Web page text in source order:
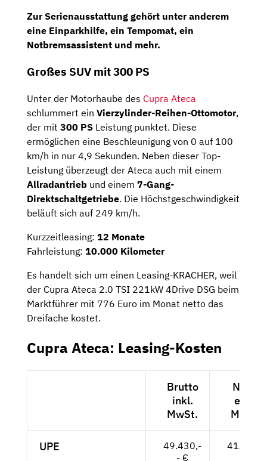
Zur Serienausstattung gehört unter anderem
eine Einparkhilfe, ein Tempomat, ein
Notbremsassistent und mehr.
Großes SUV mit 300 PS
Unter der Motorhaube des Cupra Ateca
schlummert ein Vierzylinder-Reihen-Ottomotor,
der mit 300 PS Leistung punktet. Diese
ermöglichen eine Beschleunigung von 0 auf 100
km/h in nur 4,9 Sekunden. Neben dieser Top-
Leistung überzeugt der Ateca auch mit einem
Allradantrieb und einem 7-Gang-
Direktschaltgetriebe. Die Höchstgeschwindigkeit
beläuft sich auf 249 km/h.
Kurzzeitleasing: 12 Monate
Fahrleistung: 10.000 Kilometer
Es handelt sich um einen Leasing-KRACHER, weil
der Cupra Ateca 2.0 TSI 221kW 4Drive DSG beim
Marktführer mit 776 Euro im Monat netto das
Dreifache kostet.
Cupra Ateca: Leasing-Kosten
Brutto
inkl.
MwSt.
Netto
exkl.
MwSt.
UPE
49.430,-
- €
41.538,-